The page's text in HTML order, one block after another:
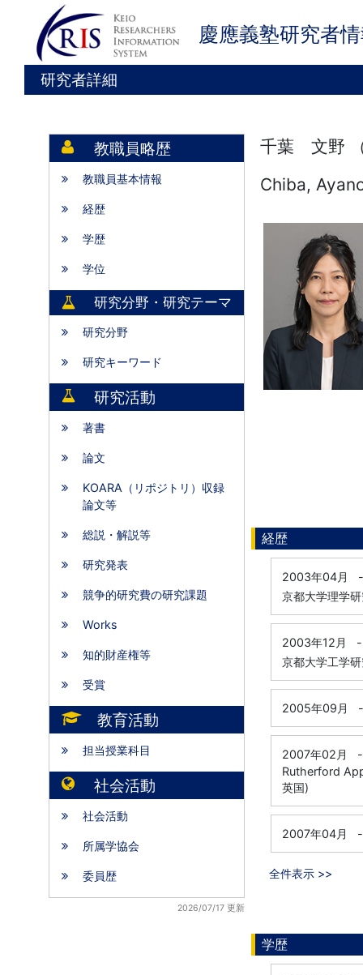
慶應義塾研究者
研究者詳細
教職員略歴
教職員基本情報
経歴
学歴
学位
研究分野・研究テーマ
研究分野
研究キーワード
研究活動
著書
論文
KOARA（リポジトリ）収録
論文等
総説・解説等
研究発表
競争的研究費の研究課題
Works
知的財産権等
受賞
教育活動
担当授業科目
社会活動
社会活動
所属学協会
委員歴
2026/07/17 更新
千葉 文野
Chiba,
経歴
2003年04月
-
京都大学理学
2003年12月
-
京都大学工学
2005年09月 -
2007年02月
-
Rutherford
英国)
2007年04月 -
全件表示 >>
学歴